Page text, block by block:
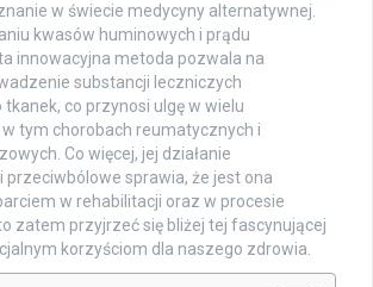
w świecie medycyny alternatywnej.
kwasów huminowych i prądu
innowacyjna metoda pozwala na
substancji leczniczych
tkanek, co przynosi ulgę w wielu
tym chorobach reumatycznych i
Co więcej, jej działanie
przeciwbólowe sprawia, że jest ona
w rehabilitacji oraz w procesie
zatem przyjrzeć się bliżej tej fascynującej
korzyściom dla naszego zdrowia.